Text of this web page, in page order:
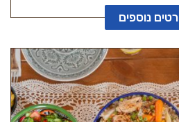
נוספים